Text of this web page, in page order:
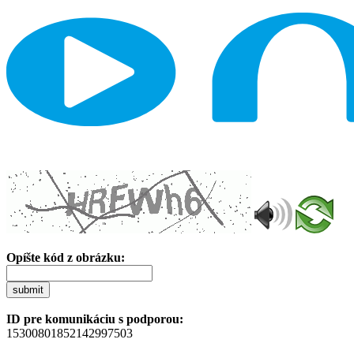
Opíšte kód z obrázku:
submit
ID pre komunikáciu s podporou:
15300801852142997503